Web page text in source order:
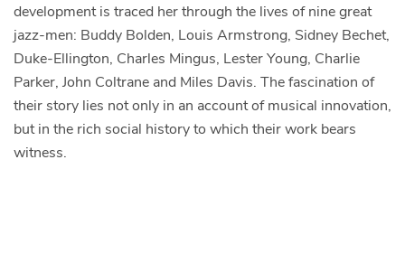
development is traced her through the lives of nine great
jazz-men: Buddy Bolden, Louis Armstrong, Sidney Bechet,
Duke-Ellington, Charles Mingus, Lester Young, Charlie
Parker, John Coltrane and Miles Davis. The fascination of
their story lies not only in an account of musical innovation,
but in the rich social history to which their work bears
witness.